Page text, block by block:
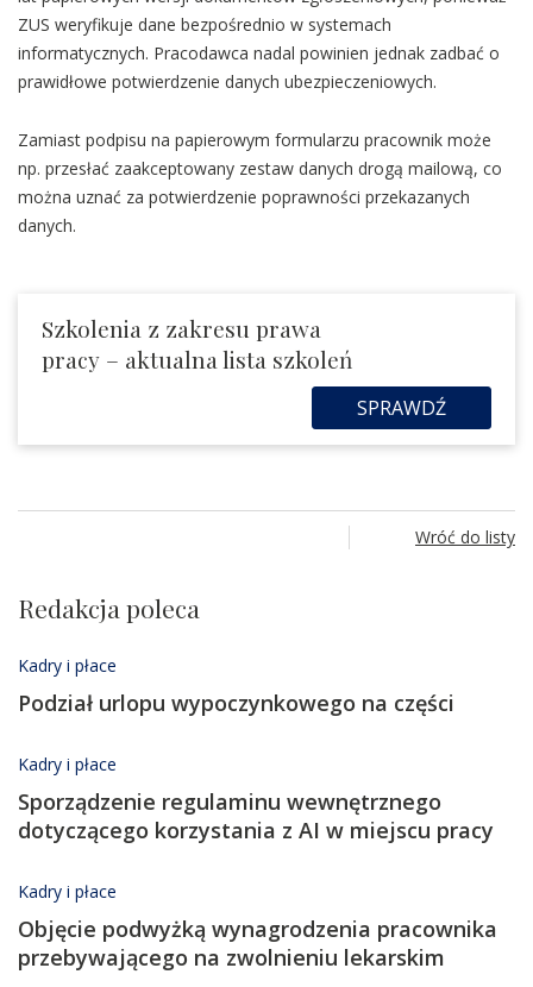
ZUS weryfikuje dane bezpośrednio w systemach
informatycznych. Pracodawca nadal powinien jednak zadbać o
prawidłowe potwierdzenie danych ubezpieczeniowych.
Zamiast podpisu na papierowym formularzu pracownik może
np. przesłać zaakceptowany zestaw danych drogą mailową, co
można uznać za potwierdzenie poprawności przekazanych
danych.
Szkolenia z zakresu prawa
pracy – aktualna lista szkoleń
SPRAWDŹ
Wróć do listy
Redakcja poleca
Kadry i płace
Podział urlopu wypoczynkowego na części
Kadry i płace
Sporządzenie regulaminu wewnętrznego
dotyczącego korzystania z AI w miejscu pracy
Kadry i płace
Objęcie podwyżką wynagrodzenia pracownika
przebywającego na zwolnieniu lekarskim